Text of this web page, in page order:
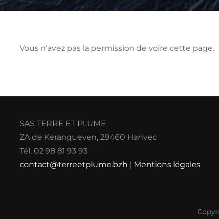
Vous n'avez pas la permission de voire cette page.
SAS TERRE ET PLUME
ZA de Kerangueven, 29460 Hanvec
Tél. 02 98 81 93 93
contact@terreetplume.bzh | Mentions légales